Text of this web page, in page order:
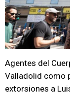
Agentes del
Valladolid como
extorsiones a